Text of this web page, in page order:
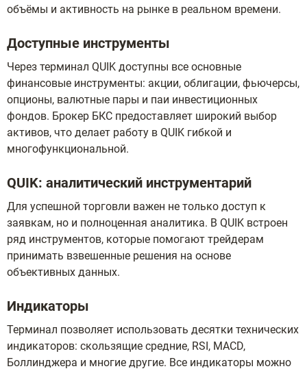
объёмы и активность на рынке в реальном времени.
Доступные инструменты
Через терминал QUIK доступны все основные
финансовые инструменты: акции, облигации, фьючерсы,
опционы, валютные пары и паи инвестиционных
фондов. Брокер БКС предоставляет широкий выбор
активов, что делает работу в QUIK гибкой и
многофункциональной.
QUIK: аналитический инструментарий
Для успешной торговли важен не только доступ к
заявкам, но и полноценная аналитика. В QUIK встроен
ряд инструментов, которые помогают трейдерам
принимать взвешенные решения на основе
объективных данных.
Индикаторы
Терминал позволяет использовать десятки технических
индикаторов: скользящие средние, RSI, MACD,
Боллинджера и многие другие. Все индикаторы можно